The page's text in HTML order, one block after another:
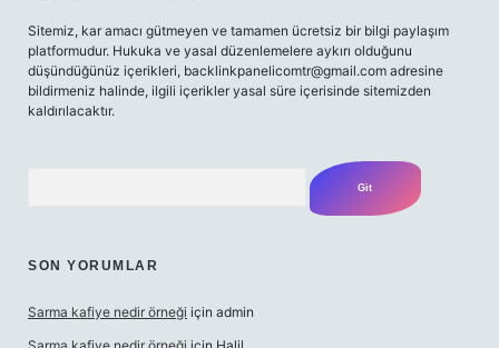
Sitemiz, kar amacı gütmeyen ve tamamen ücretsiz bir bilgi paylaşım
platformudur. Hukuka ve yasal düzenlemelere aykırı olduğunu
düşündüğünüz içerikleri, backlinkpanelicomtr@gmail.com adresine
bildirmeniz halinde, ilgili içerikler yasal süre içerisinde sitemizden
kaldırılacaktır.
SON YORUMLAR
Sarma kafiye nedir örneği için admin